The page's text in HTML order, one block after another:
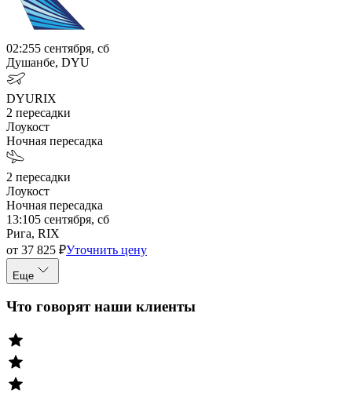
02:255 сентября, сб
Душанбе, DYU
DYURIX
2 пересадки
Лоукост
Ночная пересадка
2 пересадки
Лоукост
Ночная пересадка
13:105 сентября, сб
Рига, RIX
от 37 825 ₽Уточнить цену
Еще
Что говорят наши клиенты